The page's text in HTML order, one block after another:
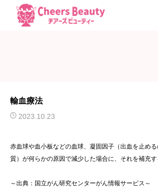
輸血療法
2023.10.23
赤血球や血小板などの血球、凝固因子（出血を止め
質）が何らかの原因で減少した場合に、それを補充す
～出典：国立がん研究センターがん情報サービス～